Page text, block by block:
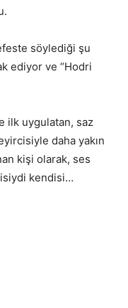
söylediği şu
ediyor ve “Hodri
ilk uygulatan, saz
daha yakın
kişi olarak, ses
kendisi…